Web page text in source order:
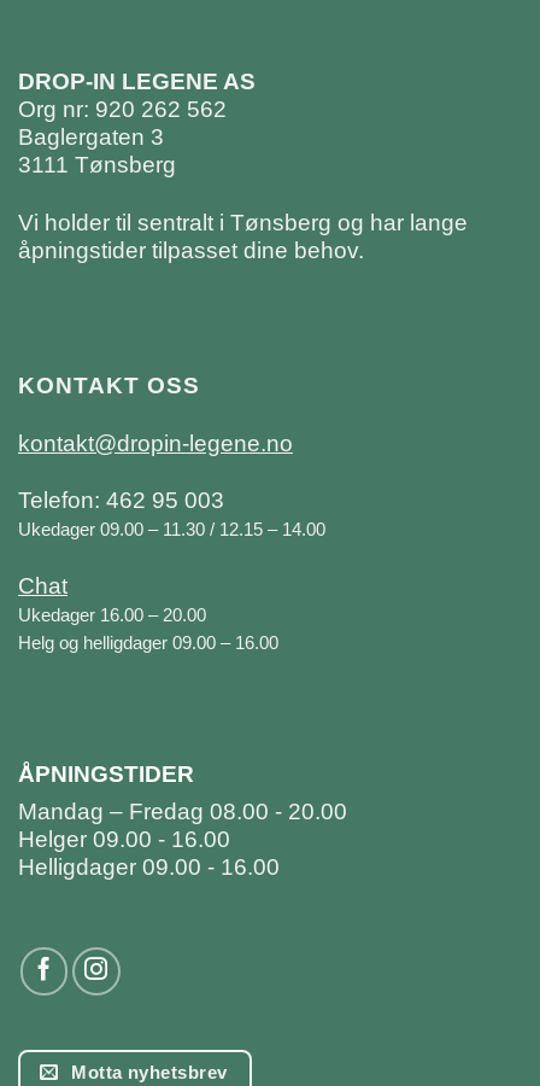
DROP-IN LEGENE AS
Org nr: 920 262 562
Baglergaten 3
3111 Tønsberg
Vi holder til sentralt i Tønsberg og har lange
åpningstider tilpasset dine behov.
KONTAKT OSS
kontakt@dropin-legene.no
Telefon: 462 95 003
Ukedager 09.00 – 11.30 / 12.15 – 14.00
Chat
Ukedager 16.00 – 20.00
Helg og helligdager 09.00 – 16.00
ÅPNINGSTIDER
Mandag – Fredag 08.00 - 20.00
Helger 09.00 - 16.00
Helligdager 09.00 - 16.00
Motta nyhetsbrev